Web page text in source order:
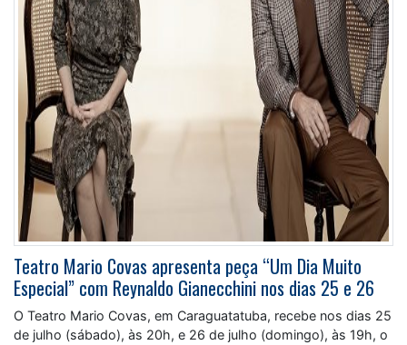
Teatro Mario Covas apresenta peça “Um Dia Muito
Especial” com Reynaldo Gianecchini nos dias 25 e 26
O Teatro Mario Covas, em Caraguatatuba, recebe nos dias 25
de julho (sábado), às 20h, e 26 de julho (domingo), às 19h, o